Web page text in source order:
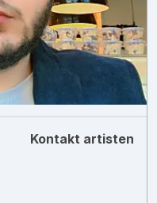
Kontakt artisten